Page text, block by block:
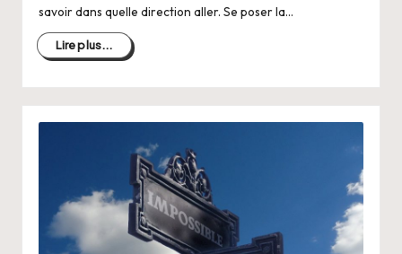
savoir dans quelle direction aller. Se poser la…
Lire plus...